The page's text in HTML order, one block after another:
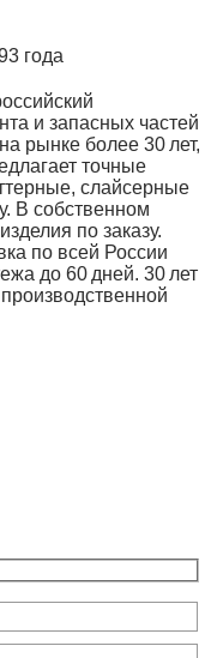
года
и запасных частей
рынке более 30 лет,
точные
слайсерные
В собственном
по заказу.
по всей России
до 60 дней. 30 лет